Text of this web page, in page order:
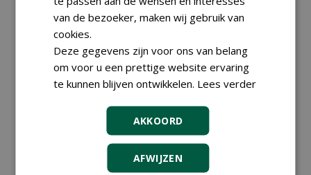
Boominspecteur bij
30-07-2026, Schalkwijk
Hoofdgreenkeeper (m/v)
Golfbaan KralingenOosthoek
30-07-2026
Teamleider Kwekerij &
Ontwikkeling bij Diamant
groep Groen Xtra
van de bezoeker, maken wij gebruik van
cookies.
Deze gegevens zijn voor ons van belang
om voor u een prettige website ervaring
te kunnen blijven ontwikkelen. Lees verder
AKKOORD
AFWIJZEN